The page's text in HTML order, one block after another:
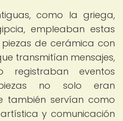
como la griega,
empleaban estas
de cerámica con
transmitían mensajes,
registraban eventos
no solo eran
también servían como
y comunicación